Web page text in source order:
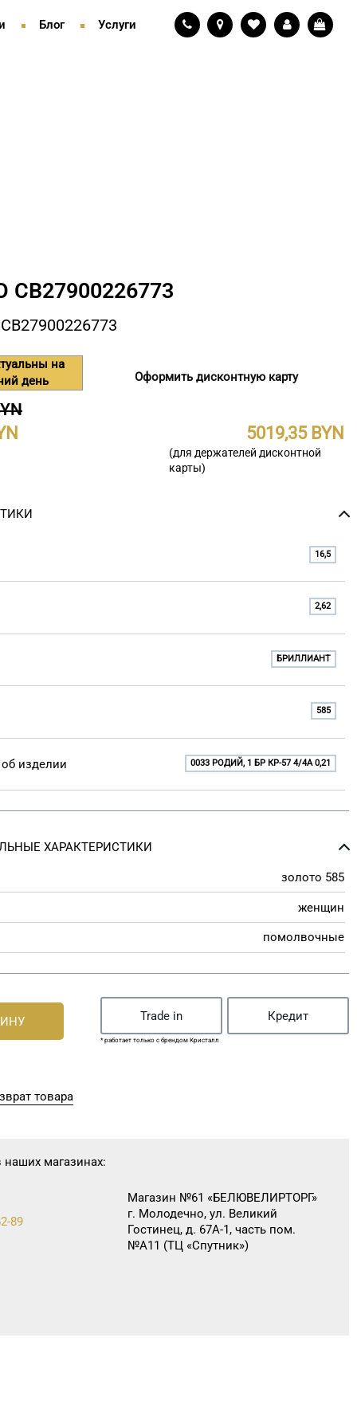
Блог Услуги
на
день
Оформить дисконтную карту
5019,35
(для держателей дисконтной
карты)
16,5
2,62
БРИЛЛИАНТ
585
изделии 0033 РОДИЙ, 1 БР КР-57 4/4A 0,21
ХАРАКТЕРИСТИКИ
золото 585
женщин
помолвочные
Trade in Кредит
* работает только с брендом Кристалл
товара
магазинах:
89
Магазин №61 «БЕЛЮВЕЛИРТОРГ»
г. Молодечно, ул. Великий
Гостинец, д. 67А-1, часть пом.
№А11 (ТЦ «Спутник»)